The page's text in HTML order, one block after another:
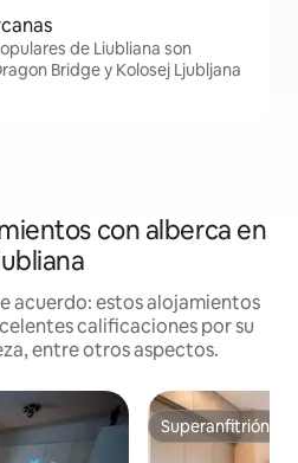
de Liubliana son
Bridge y Kolosej Ljubljana
con alberca en
acuerdo: estos alojamientos
calificaciones por su
entre otros aspectos.
Superanfitrión
Superanfitrión